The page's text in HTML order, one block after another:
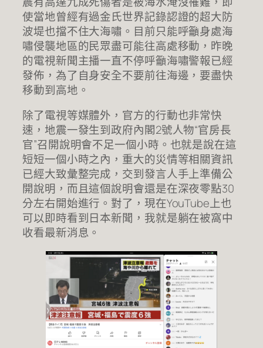
使當地曾經有過金氏世界記錄認證的超大防
波堤也擋不住大海嘯。目前只能呼籲身處海
嘯侵襲地區的民眾盡可能往高處移動，昨晚
的電視新聞主播一直不停呼籲海嘯警報已經
發佈，為了自身安全不要前往海邊，要盡快
移動到高地。
除了電視等媒體外，官方的行動也非常快
速，地震一發生到政府內閣2號人物“官房長
官”召開說明會不足一個小時。也就是說在這
短短一個小時之內，重大的災情等相關資訊
已經大致彙整完成，交到發言人手上準備公
開說明，而且這個說明會還是在深夜零點30
分左右開始進行。對了，現在YouTube上也
可以即時看到日本新聞，我就是躺在被窩中
收看最新消息。